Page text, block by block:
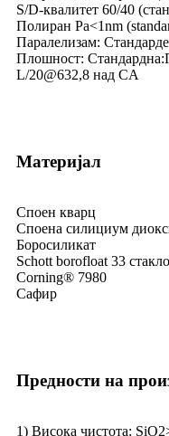
S/D-квалитет 60/40
Полиран Ра<1nm
Паралелизам:
Плошност: Стандардна:
L/20@632,8 над CA
Материјал
Споен кварц
Споена силициум
Боросиликат
Schott borofloat 33 стакло
Corning® 7980
Сафир
Предности на
1) Висока чистота: